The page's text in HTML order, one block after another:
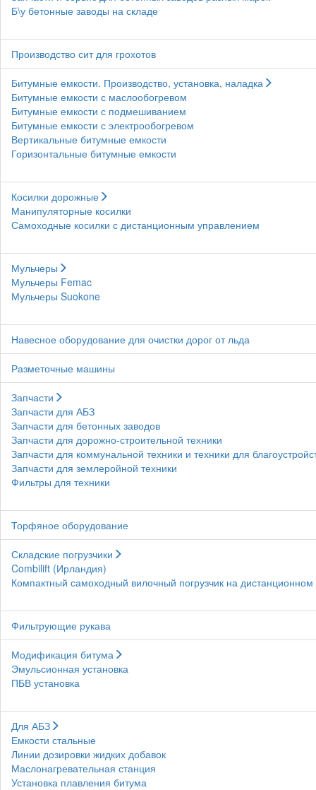
Б\у бетонные заводы на складе
Производство сит для грохотов
Битумные емкости. Производство, установка, наладка
Битумные емкости с маслообогревом
Битумные емкости с подмешиванием
Битумные емкости с электрообогревом
Вертикальные битумные емкости
Горизонтальные битумные емкости
Косилки дорожные
Манипуляторные косилки
Самоходные косилки с дистанционным управлением
Мульчеры
Мульчеры Femac
Мульчеры Suokone
Навесное оборудование для очистки дорог от льда
Разметочные машины
Запчасти
Запчасти для АБЗ
Запчасти для бетонных заводов
Запчасти для дорожно-строительной техники
Запчасти для коммунальной техники и техники для
Запчасти для землеройной техники
Фильтры для техники
Торфяное оборудование
Складские погрузчики
Combilift (Ирландия)
Компактный самоходный вилочный погрузчик на
Фильтрующие рукава
Модификация битума
Эмульсионная установка
ПБВ установка
Для АБЗ
Емкости стальные
Линии дозировки жидких добавок
Маслонагревательная станция
Установка плавления битума